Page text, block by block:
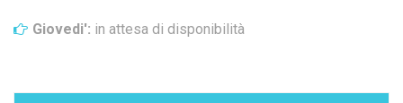
Giovedi': in attesa di disponibilità